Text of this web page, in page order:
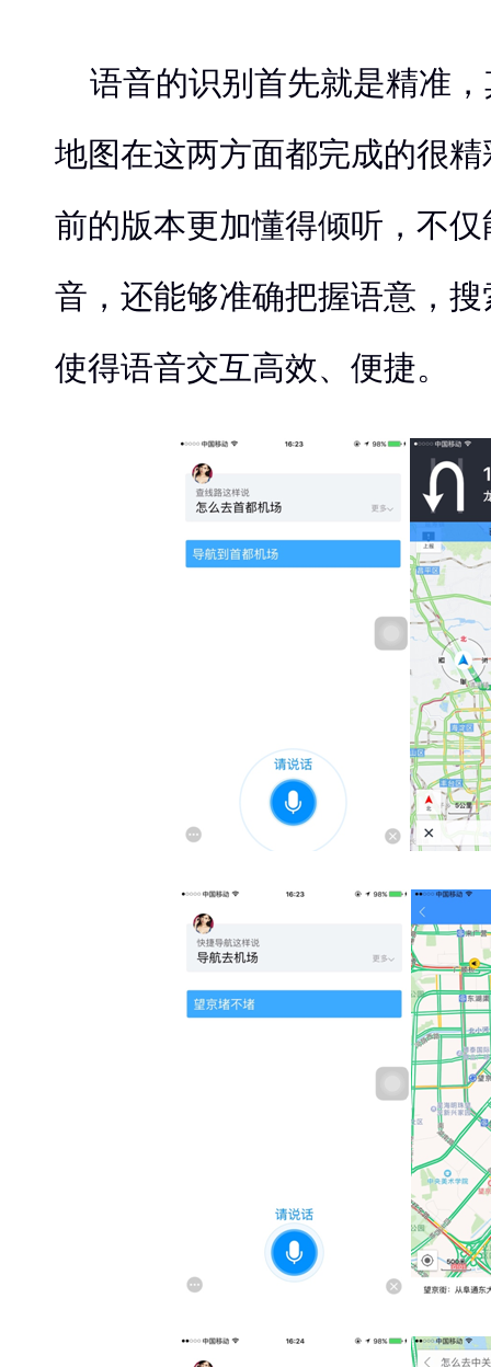
语音的识别首先就是精准
地图在这两方面都完成的很
前的版本更加懂得倾听，不
音，还能够准确把握语意，
使得语音交互高效、便捷。